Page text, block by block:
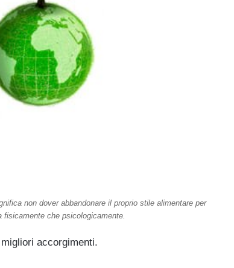
non dover abbandonare il proprio stile alimentare per
fisicamente che psicologicamente.
accorgimenti.